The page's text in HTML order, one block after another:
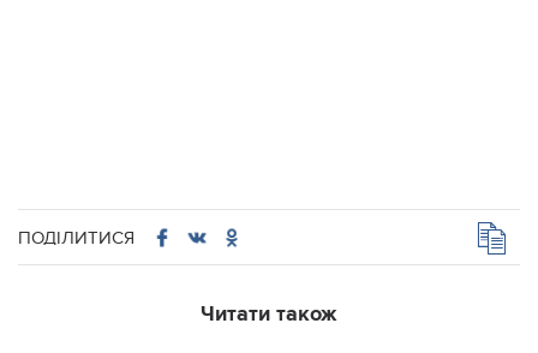
ПОДІЛИТИСЯ
Читати також